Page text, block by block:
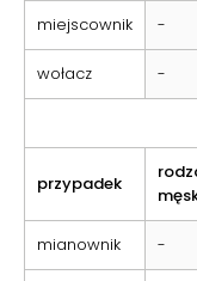
miejscownik -
wołacz -
przypadek
mianownik -